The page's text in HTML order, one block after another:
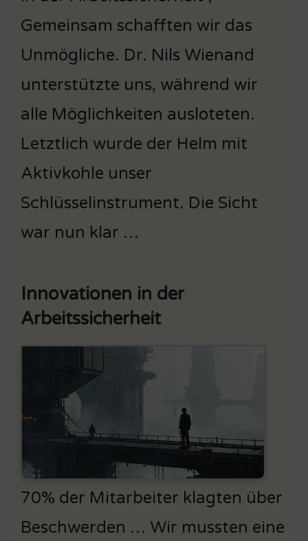
Gemeinsam schafften wir das
Unmögliche. Dr. Nils Wienand
unterstützte uns, während wir
alle Möglichkeiten ausloteten.
Letztlich wurde der Helm mit
Aktivkohle unser
Schlüsselinstrument. Die Sicht
war nun klar …
Innovationen in der
Arbeitssicherheit
70% der Mitarbeiter klagten über
Beschwerden … Wir mussten eine